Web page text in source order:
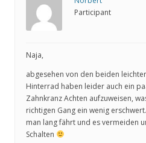
Participant
Naja,
abgesehen von den beiden
Hinterrad haben leider auch ein
Zahnkranz Achten aufzuweisen,
richtigen Gang ein wenig
man lang fährt und es vermeiden
Schalten